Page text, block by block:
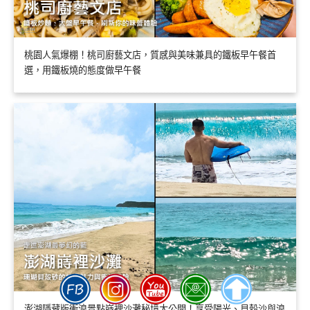
桃園人氣爆棚！桃司廚藝文店，質感與美味兼具的鐵板早午餐首
選，用鐵板燒的態度做早午餐